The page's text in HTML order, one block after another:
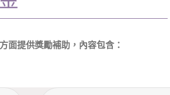
面提供獎勵補助，內容包含：